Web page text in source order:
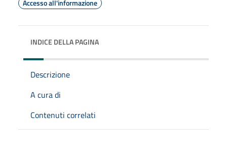
Accesso all'informazione
INDICE DELLA PAGINA
Descrizione
A cura di
Contenuti correlati